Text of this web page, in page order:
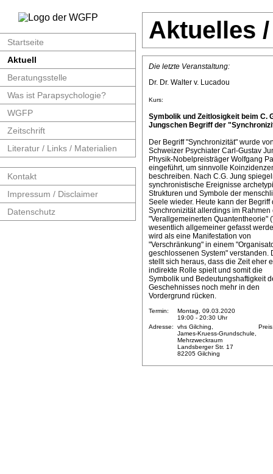
Startseite
Aktuell
Beratungsstelle
Was ist Parapsychologie?
WGFP
Zeitschrift
Literatur / Links / Materialien
Kontakt
Impressum / Disclaimer
Datenschutz
Aktuelles
Die letzte Veranstaltung:
Dr. Dr. Walter v. Lucadou
Kurs:
Symbolik und Zeitlosigkeit beim C.
Jungschen Begriff der
Der Begriff "Synchronizität" wurde
Schweizer Psychiater Carl-Gustav
Physik-Nobelpreisträger Wolfgang
eingeführt, um sinnvolle
beschreiben. Nach C.G. Jung
synchronistische Ereignisse
Strukturen und Symbole der
Seele wieder. Heute kann der Begriff
Synchronizität allerdings im Rahmen
"Verallgemeinerten Quantentheorie"
wesentlich allgemeiner gefasst
wird als eine Manifestation von
"Verschränkung" in einem
geschlossenen System" verstanden.
stellt sich heraus, dass die Zeit eher
indirekte Rolle spielt und somit die
Symbolik und Bedeutungshaftigkeit
Geschehnisses noch mehr in den
Vordergrund rücken.
Termin:
Montag, 09.03.2020
19:00 - 20:30 Uhr
Adresse:
vhs Gilching,
James-Kruess-Grundschule,
Mehrzweckraum
Landsberger Str. 17
82205 Gilching